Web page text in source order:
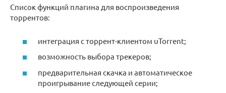
Список функций плагина для воспроизведения
торрентов:
интеграция с торрент-клиентом uTorrent;
возможность выбора трекеров;
предварительная скачка и автоматическое
проигрывание следующей серии;